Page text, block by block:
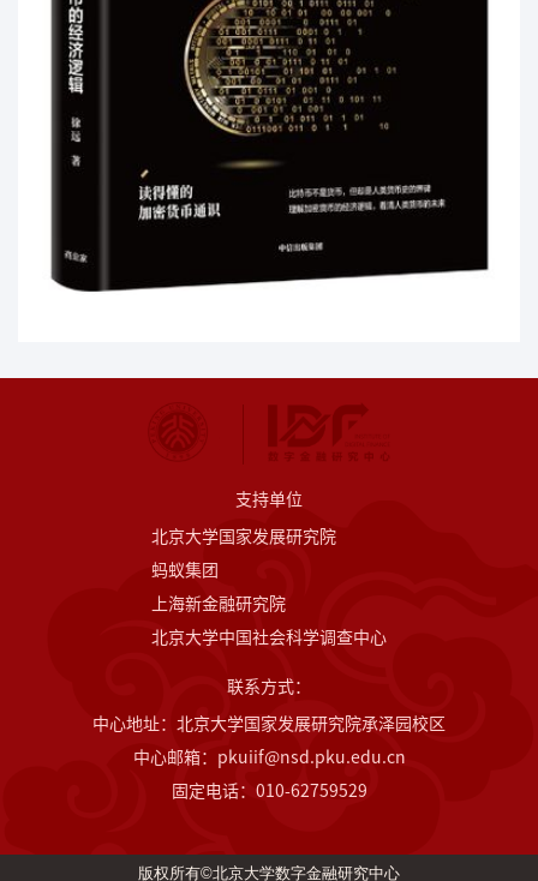
支持单位
北京大学国家发展研究院
蚂蚁集团
上海新金融研究院
北京大学中国社会科学调查中心
联系方式：
中心地址：北京大学国家发展研究院承泽园校区
中心邮箱：pkuiif@nsd.pku.edu.cn
固定电话：010-62759529
版权所有©北京大学数字金融研究中心